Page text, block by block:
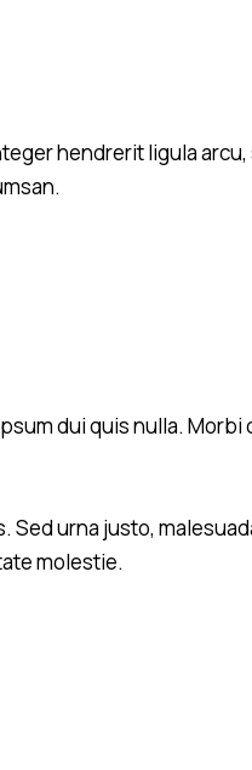
hendrerit ligula
dui quis nulla.
urna justo,
molestie.